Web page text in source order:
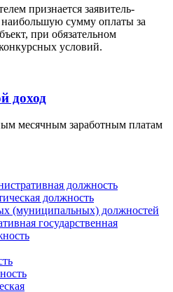
признается заявитель-
сумму оплаты за
при обязательном
условий.
доход
месячным заработным платам
должность
должность
(муниципальных) должностей
государственная